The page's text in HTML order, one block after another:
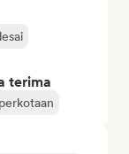
terima